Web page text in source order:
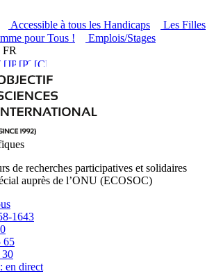
Accessible à tous les Handicaps
Les Filles
pour Tous !
Emplois/Stages
FR
de recherches participatives et solidaires
auprès de l’ONU (ECOSOC)
1643
65
30
en direct